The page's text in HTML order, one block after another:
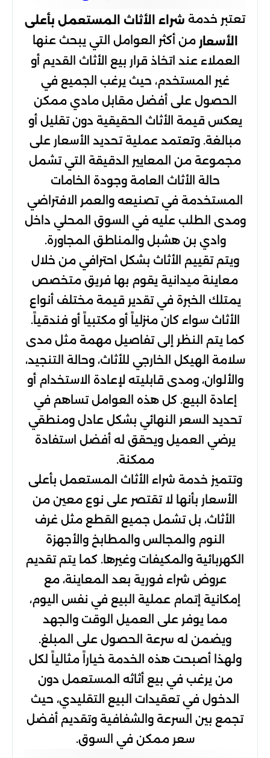
تعتبر خدمة شراء الأثاث المستعمل بأعلى
الأسعار من أكثر العوامل التي يبحث عنها
العملاء عند اتخاذ قرار بيع الأثاث القديم أو
غير المستخدم، حيث يرغب الجميع في
الحصول على أفضل مقابل مادي ممكن
يعكس قيمة الأثاث الحقيقية دون تقليل أو
مبالغة. وتعتمد عملية تحديد الأسعار على
مجموعة من المعايير الدقيقة التي تشمل
حالة الأثاث العامة وجودة الخامات
المستخدمة في تصنيعه والعمر الافتراضي
ومدى الطلب عليه في السوق المحلي داخل
وادي بن هشبل والمناطق المجاورة.
ويتم تقييم الأثاث بشكل احترافي من خلال
معاينة ميدانية يقوم بها فريق متخصص
يمتلك الخبرة في تقدير قيمة مختلف أنواع
الأثاث سواء كان منزلياً أو مكتبياً أو فندقياً.
كما يتم النظر إلى تفاصيل مهمة مثل مدى
سلامة الهيكل الخارجي للأثاث، وحالة التنجيد،
والألوان، ومدى قابليته لإعادة الاستخدام أو
إعادة البيع. كل هذه العوامل تساهم في
تحديد السعر النهائي بشكل عادل ومنطقي
يرضي العميل ويحقق له أفضل استفادة
ممكنة.
وتتميز خدمة شراء الأثاث المستعمل بأعلى
الأسعار بأنها لا تقتصر على نوع معين من
الأثاث، بل تشمل جميع القطع مثل غرف
النوم والمجالس والمطابخ والأجهزة
الكهربائية والمكيفات وغيرها. كما يتم تقديم
عروض شراء فورية بعد المعاينة، مع
إمكانية إتمام عملية البيع في نفس اليوم،
مما يوفر على العميل الوقت والجهد
ويضمن له سرعة الحصول على المبلغ.
ولهذا أصبحت هذه الخدمة خياراً مثالياً لكل
من يرغب في بيع أثاثه المستعمل دون
الدخول في تعقيدات البيع التقليدي، حيث
تجمع بين السرعة والشفافية وتقديم أفضل
سعر ممكن في السوق.